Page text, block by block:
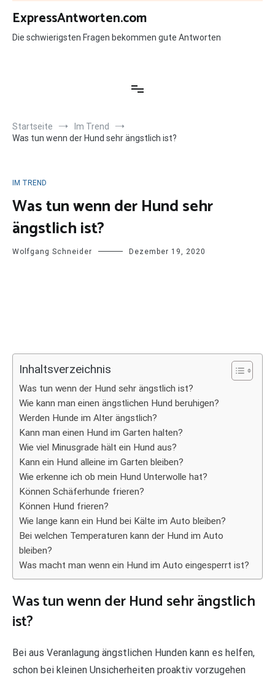
Zum
Inhalt
springen
ExpressAntworten.com
Die schwierigsten Fragen bekommen gute Antworten
Startseite
Im Trend
Was tun wenn der Hund sehr ängstlich ist?
IM TREND
Was tun wenn der Hund sehr
ängstlich ist?
Wolfgang Schneider Dezember 19, 2020
Inhaltsverzeichnis
Was tun wenn der Hund sehr ängstlich ist?
Wie kann man einen ängstlichen Hund beruhigen?
Werden Hunde im Alter ängstlich?
Kann man einen Hund im Garten halten?
Wie viel Minusgrade hält ein Hund aus?
Kann ein Hund alleine im Garten bleiben?
Wie erkenne ich ob mein Hund Unterwolle hat?
Können Schäferhunde frieren?
Können Hund frieren?
Wie lange kann ein Hund bei Kälte im Auto bleiben?
Bei welchen Temperaturen kann der Hund im Auto
bleiben?
Was macht man wenn ein Hund im Auto eingesperrt ist?
Was tun wenn der Hund sehr ängstlich
ist?
Bei aus Veranlagung ängstlichen Hunden kann es helfen,
schon bei kleinen Unsicherheiten proaktiv vorzugehen